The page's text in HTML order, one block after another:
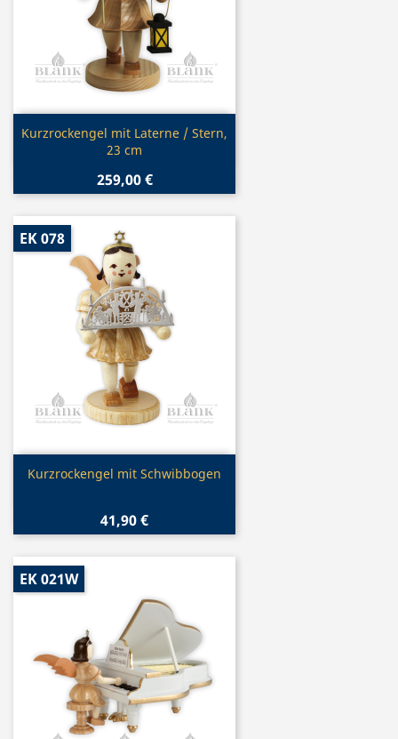
Vorschau
Kurzrockengel mit Laterne / Stern,
23 cm
259,00 €
Vorschau
Kurzrockengel mit Schwibbogen
41,90 €
EK 078
EK 021W